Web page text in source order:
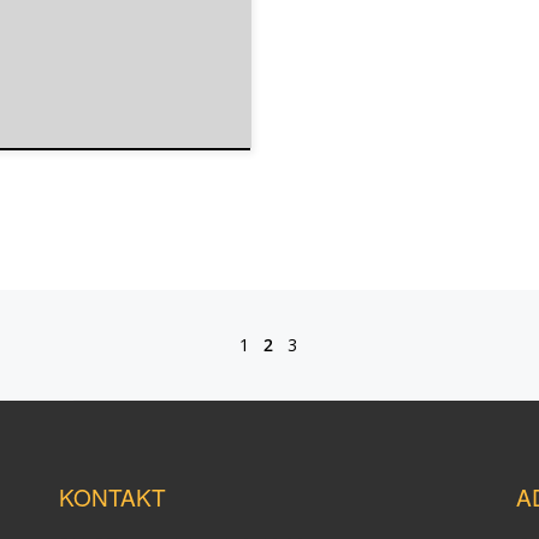
1 2 3
KONTAKT